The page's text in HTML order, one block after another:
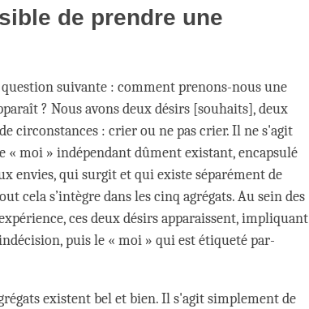
facebookde prendre une
suivante : comment prenons-nous une
? Nous avons deux désirs [souhaits], deux
circonstances : crier ou ne pas crier. Il ne s'agit
« moi » indépendant dûment existant, encapsulé
envies, qui surgit et qui existe séparément de
cela s’intègre dans les cinq agrégats. Au sein des
ces deux désirs apparaissent, impliquant
puis le « moi » qui est étiqueté par-
existent bel et bien. Il s'agit simplement de